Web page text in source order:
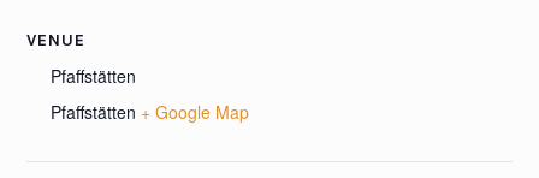
VENUE
Pfaffstätten
Pfaffstätten + Google Map